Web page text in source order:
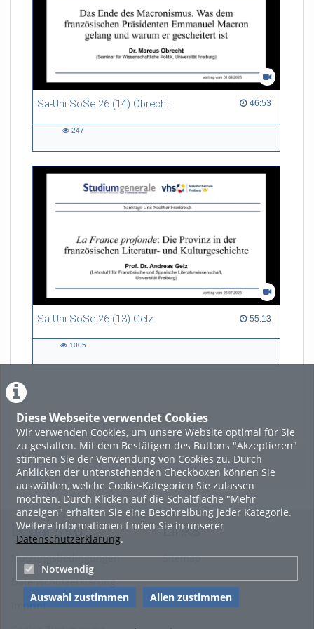
Diese Webseite verwendet Cookies
Wir verwenden Cookies, um unsere Website optimal für Sie
zu gestalten. Mit dem Bestätigen des Buttons "Akzeptieren"
stimmen Sie der Verwendung von Cookies zu. Durch
Anklicken der untenstehenden Checkboxen können Sie
auswählen, welche Cookie-Kategorien Sie zulassen
möchten. Durch Klicken auf die Schaltfläche "Mehr
anzeigen" erhalten Sie eine Beschreibung jeder Kategorie.
Weitere Informationen finden Sie in unserer
Datenschutzerklärung.
Notwendig
Auswahl zustimmen Allen zustimmen
Sa-Uni SoSe 26 (14) Obrecht 46:53
46:53 duration
247
Sa-Uni SoSe 26 (13) Gelz 55:13
55:13 duration
1005
LADE MEHR
Featured
Beliebtheit
Legal Info
Nutzungsbedingungen
Datenschutzerklärung
Imprint
Links
Sitemap